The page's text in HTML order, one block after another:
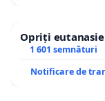
Opriți
1 601 semnături
Notificare de